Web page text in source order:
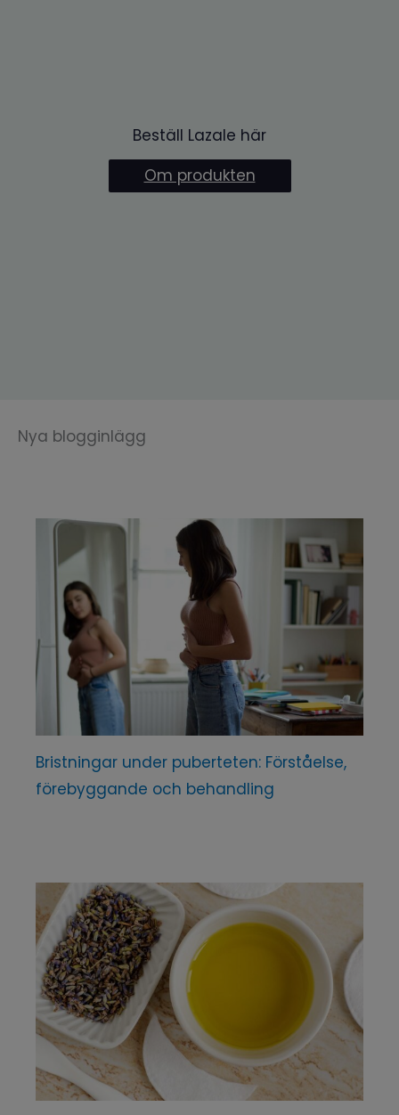
Beställ Lazale här
Om produkten
Nya blogginlägg
Bristningar under puberteten: Förståelse,
förebyggande och behandling